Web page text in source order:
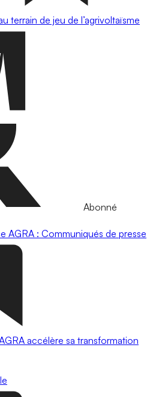
terrain de jeu de l’agrivoltaïsme
Abonné
AGRA : Communiqués de presse
accélère sa transformation